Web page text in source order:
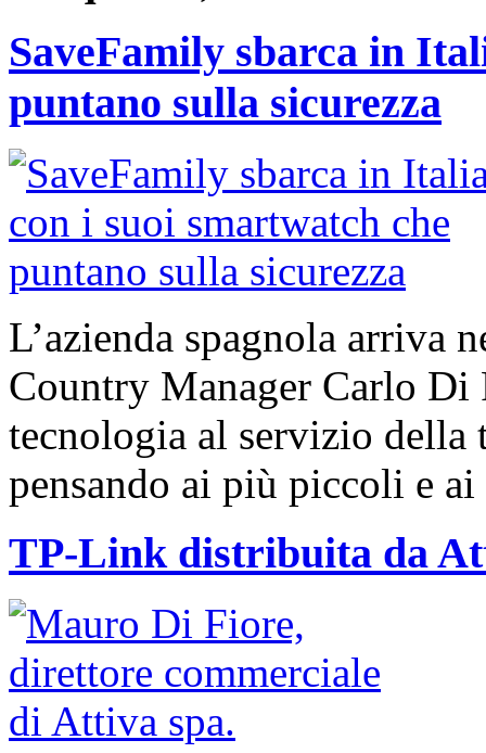
SaveFamily sbarca in
puntano sulla sicurezza
L’azienda spagnola arriva
Country Manager Carlo Di
tecnologia al servizio
pensando ai più piccoli e ai
TP-Link distribuita da